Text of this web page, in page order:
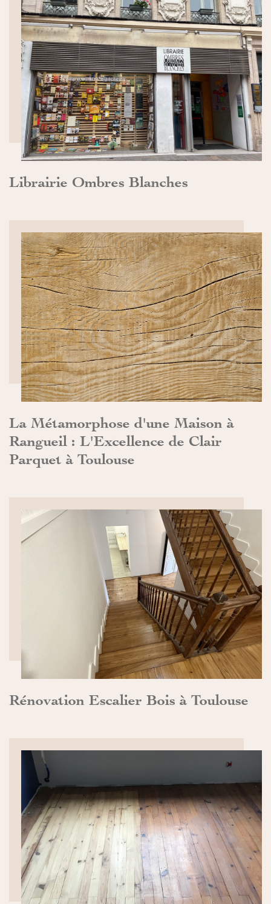
Librairie Ombres Blanches
DÉCOUVRIR>>
La Métamorphose d'une Maison à
Rangueil : L'Excellence de Clair
Parquet à Toulouse
DÉCOUVRIR>>
Rénovation Escalier Bois à Toulouse
DÉCOUVRIR>>
DÉCOUVRIR>>